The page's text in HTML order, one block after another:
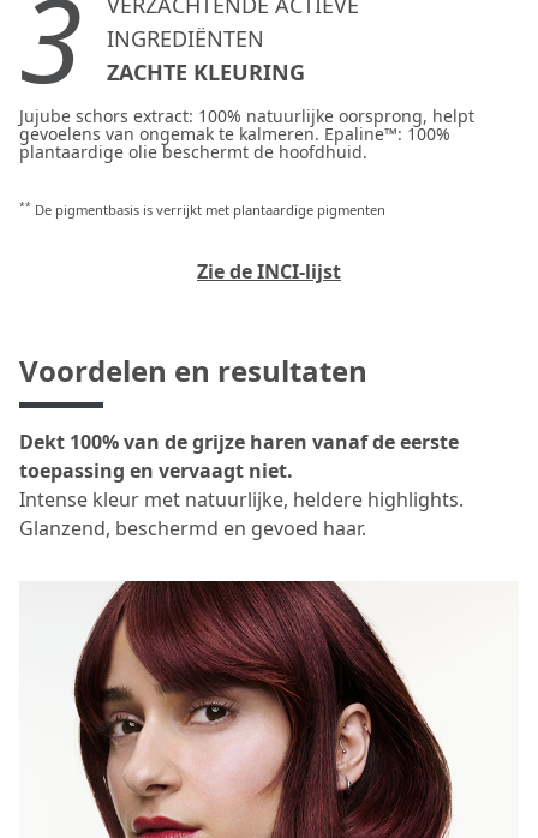
3
INGREDIËNTEN
ZACHTE KLEURING
Jujube schors extract: 100% natuurlijke oorsprong, helpt
gevoelens van ongemak te kalmeren. Epaline™: 100%
plantaardige olie beschermt de hoofdhuid.
** De pigmentbasis is verrijkt met plantaardige pigmenten
Zie de INCI-lijst
Voordelen en resultaten
Dekt 100% van de grijze haren vanaf de eerste
toepassing en vervaagt niet.
Intense kleur met natuurlijke, heldere highlights.
Glanzend, beschermd en gevoed haar.